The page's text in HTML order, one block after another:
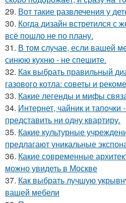
29. Вот такие развлечения у
30. Когда дизайн встретился с
всё пошло не по плану.
31. В том случае, если вашей
синюю кухню - не спешите.
32. Как выбрать правильный
газового котла: советы и
33. Какие легенды и мифы
34. Интернет, чайник и тапочки
представить ни одну квартиру.
35. Какие культурные
предлагают уникальные
36. Какие современные
можно увидеть в Москве
37. Как выбрать лучшую
вашей мебели